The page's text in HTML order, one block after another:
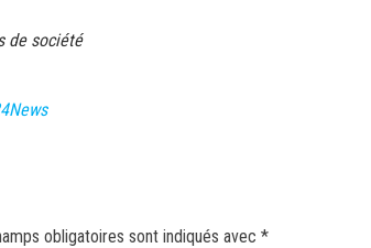
de société
obligatoires sont indiqués avec *